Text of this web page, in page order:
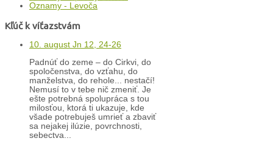
Oznamy - Levoča
Kľúč k víťazstvám
10. august Jn 12, 24-26
Padnúť do zeme – do Cirkvi, do
spoločenstva, do vzťahu, do
manželstva, do rehole... nestačí!
Nemusí to v tebe nič zmeniť. Je
ešte potrebná spolupráca s tou
milosťou, ktorá ti ukazuje, kde
všade potrebuješ umrieť a zbaviť
sa nejakej ilúzie, povrchnosti,
sebectva...